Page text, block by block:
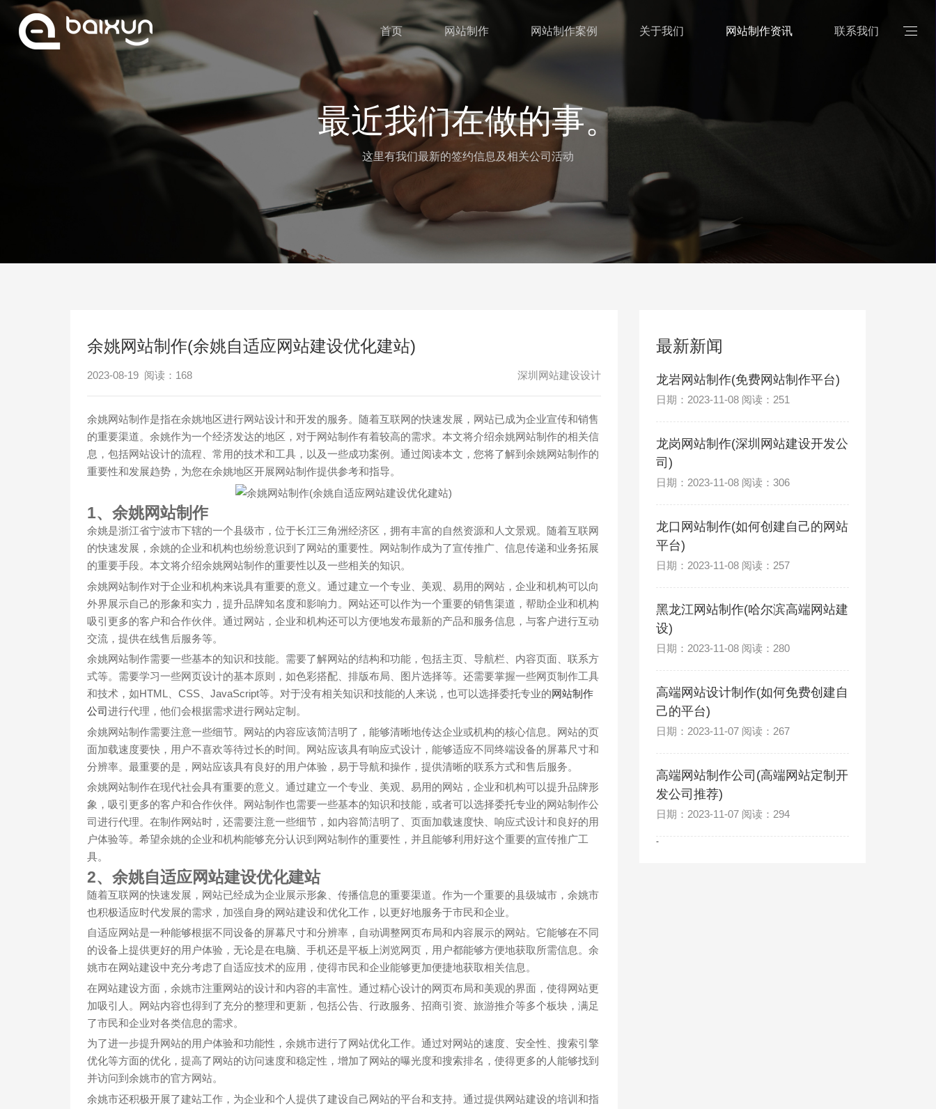
首页 网站制作 网站制作案例 关于我们 网站制作资讯 联系我们
最近我们在做的事。
这里有我们最新的签约信息及相关公司活动
余姚网站制作(余姚自适应网站建设优化建站)
2023-08-19 阅读： 168 深圳网站建设设计
余姚网站制作是指在余姚地区进行网站设计和开发的服务。随着互联网的快速发展，网站已成为企业宣传和销售
的重要渠道。余姚作为一个经济发达的地区，对于网站制作有着较高的需求。本文将介绍余姚网站制作的相关信
息，包括网站设计的流程、常用的技术和工具，以及一些成功案例。通过阅读本文，您将了解到余姚网站制作的
重要性和发展趋势，为您在余姚地区开展网站制作提供参考和指导。
1、余姚网站制作
余姚是浙江省宁波市下辖的一个县级市，位于长江三角洲经济区，拥有丰富的自然资源和人文景观。随着互联网
的快速发展，余姚的企业和机构也纷纷意识到了网站的重要性。网站制作成为了宣传推广、信息传递和业务拓展
的重要手段。本文将介绍余姚网站制作的重要性以及一些相关的知识。
余姚网站制作对于企业和机构来说具有重要的意义。通过建立一个专业、美观、易用的网站，企业和机构可以向
外界展示自己的形象和实力，提升品牌知名度和影响力。网站还可以作为一个重要的销售渠道，帮助企业和机构
吸引更多的客户和合作伙伴。通过网站，企业和机构还可以方便地发布最新的产品和服务信息，与客户进行互动
交流，提供在线售后服务等。
余姚网站制作需要一些基本的知识和技能。需要了解网站的结构和功能，包括主页、导航栏、内容页面、联系方
式等。需要学习一些网页设计的基本原则，如色彩搭配、排版布局、图片选择等。还需要掌握一些网页制作工具
和技术，如HTML、CSS、JavaScript等。对于没有相关知识和技能的人来说，也可以选择委托专业的网站制作
公司进行代理，他们会根据需求进行网站定制。
余姚网站制作需要注意一些细节。网站的内容应该简洁明了，能够清晰地传达企业或机构的核心信息。网站的页
面加载速度要快，用户不喜欢等待过长的时间。网站应该具有响应式设计，能够适应不同终端设备的屏幕尺寸和
分辨率。最重要的是，网站应该具有良好的用户体验，易于导航和操作，提供清晰的联系方式和售后服务。
余姚网站制作在现代社会具有重要的意义。通过建立一个专业、美观、易用的网站，企业和机构可以提升品牌形
象，吸引更多的客户和合作伙伴。网站制作也需要一些基本的知识和技能，或者可以选择委托专业的网站制作公
司进行代理。在制作网站时，还需要注意一些细节，如内容简洁明了、页面加载速度快、响应式设计和良好的用
户体验等。希望余姚的企业和机构能够充分认识到网站制作的重要性，并且能够利用好这个重要的宣传推广工
具。
2、余姚自适应网站建设优化建站
随着互联网的快速发展，网站已经成为企业展示形象、传播信息的重要渠道。作为一个重要的县级城市，余姚市
也积极适应时代发展的需求，加强自身的网站建设和优化工作，以更好地服务于市民和企业。
自适应网站是一种能够根据不同设备的屏幕尺寸和分辨率，自动调整网页布局和内容展示的网站。它能够在不同
的设备上提供更好的用户体验，无论是在电脑、手机还是平板上浏览网页，用户都能够方便地获取所需信息。余
姚市在网站建设中充分考虑了自适应技术的应用，使得市民和企业能够更加便捷地获取相关信息。
在网站建设方面，余姚市注重网站的设计和内容的丰富性。通过精心设计的网页布局和美观的界面，使得网站更
加吸引人。网站内容也得到了充分的整理和更新，包括公告、行政服务、招商引资、旅游推介等多个板块，满足
了市民和企业对各类信息的需求。
为了进一步提升网站的用户体验和功能性，余姚市进行了网站优化工作。通过对网站的速度、安全性、搜索引擎
优化等方面的优化，提高了网站的访问速度和稳定性，增加了网站的曝光度和搜索排名，使得更多的人能够找到
并访问到余姚市的官方网站。
余姚市还积极开展了建站工作，为企业和个人提供了建设自己网站的平台和支持。通过提供网站建设的培训和指
最新新闻
龙岩网站制作(免费网站制作平台)
日期：2023-11-08 阅读：251
龙岗网站制作(深圳网站建设开发公
司)
日期：2023-11-08 阅读：306
龙口网站制作(如何创建自己的网站
平台)
日期：2023-11-08 阅读：257
黑龙江网站制作(哈尔滨高端网站建
设)
日期：2023-11-08 阅读：280
高端网站设计制作(如何免费创建自
己的平台)
日期：2023-11-07 阅读：267
高端网站制作公司(高端网站定制开
发公司推荐)
日期：2023-11-07 阅读：294
-